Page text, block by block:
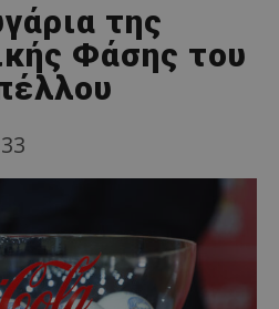
της
Φάσης του